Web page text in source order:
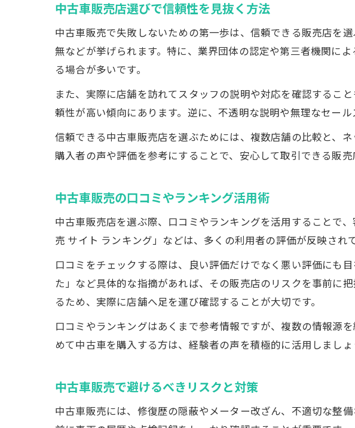
中古車
中古
中古車
中古車
中古
中古車
中古車
中古車販売
中古車
中古車販売店選びで信頼性を見抜く方法
中古車販売で失敗しないための第一歩は、信頼できる販売店を
無などが挙げられます。特に、業界団体の認定や第三者機関に
る場合が多いです。
また、実際に店舗を訪れてスタッフの説明や対応を確認するこ
頼性が高い傾向にあります。逆に、不透明な説明や無理なセール
信頼できる中古車販売店を選ぶためには、複数店舗の比較と、
購入者の声や評価を参考にすることで、安心して取引できる販売
中古車販売の口コミやランキング活用術
中古車販売店を選ぶ際、口コミやランキングを活用することで
売 サイト ランキング」などは、多くの利用者の評価が反映され
口コミをチェックする際は、良い評価だけでなく悪い評価にも
た」など具体的な指摘があれば、その販売店のリスクを事前に
るため、実際に店舗へ足を運び確認することが大切です。
口コミやランキングはあくまで参考情報ですが、複数の情報源
めて中古車を購入する方は、経験者の声を積極的に活用しましょ
中古車販売で避けるべきリスクと対策
中古車販売には、修復歴の隠蔽やメーター改ざん、不適切な整